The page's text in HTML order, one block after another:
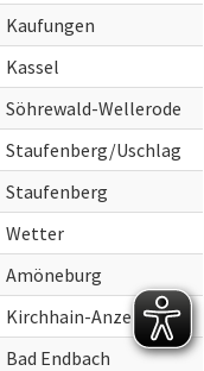
Kaufungen
Kassel
Söhrewald-Wellerode
Staufenberg/Uschlag
Staufenberg
Wetter
Amöneburg
Kirchhain-Anzefahr
Bad Endbach